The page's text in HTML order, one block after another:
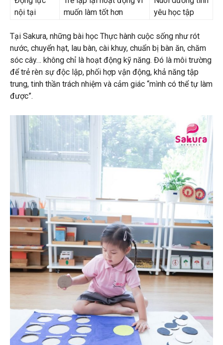
nội tại
muốn làm tốt hơn
yêu học tập
Tại Sakura, những bài học Thực hành cuộc sống như rót
nước, chuyển hạt, lau bàn, cài khuy, chuẩn bị bàn ăn, chăm
sóc cây… không chỉ là hoạt động kỹ năng. Đó là môi trường
để trẻ rèn sự độc lập, phối hợp vận động, khả năng tập
trung, tinh thần trách nhiệm và cảm giác “mình có thể tự làm
được”.